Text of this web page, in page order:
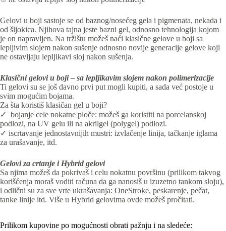
Gelovi u boji sastoje se od baznog/nosećeg gela i pigmenata, nekada i
od šljokica. Njihova tajna jeste bazni gel, odnosno tehnologija kojom
je on napravljen. Na tržištu možeš naći klasične gelove u boji sa
lepljivim slojem nakon sušenje odnosno novije generacije gelove koji
ne ostavljaju lepljikavi sloj nakon sušenja.
Klasični gelovi u boji – sa lepljikavim slojem nakon polimerizacije
Ti gelovi su se još davno prvi put mogli kupiti, a sada već postoje u
svim mogućim bojama.
Za šta koristiš klasičan gel u boji?
✓ bojanje cele nokatne ploče: možeš ga koristiti na porcelanskoj
podlozi, na UV gelu ili na akrilgel (polygel) podlozi.
✓ iscrtavanje jednostavnijih mustri: izvlačenje linija, tačkanje iglama
za urašavanje, itd.
Gelovi za crtanje i Hybrid gelovi
Sa njima možeš da pokrivaš i celu nokatnu površinu (prilikom takvog
korišćenja moraš voditi računa da ga nanosiš u izuzetno tankom sloju),
i odlični su za sve vrte ukrašavanja: OneStroke, peskarenje, pečat,
tanke linije itd. Više u Hybrid gelovima ovde možeš pročitati.
Prilikom kupovine po mogućnosti obrati pažnju i na sledeće: